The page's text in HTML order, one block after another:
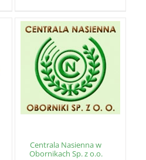
Centrala Nasienna w
Obornikach Sp. z o.o.